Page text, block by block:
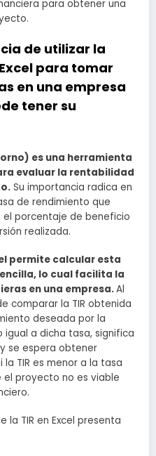
para obtener una
de utilizar la
para tomar
en una empresa
tener su
es una herramienta
evaluar la rentabilidad
Su importancia radica en
de rendimiento que
porcentaje de beneficio
realizada.
permite calcular esta
lo cual facilita la
en una empresa.Al
comparar la TIR obtenida
deseada por la
igual a dicha tasa, significa
se espera obtener
TIR es menor a la tasa
el proyecto no es viable
la TIR en Excel presenta